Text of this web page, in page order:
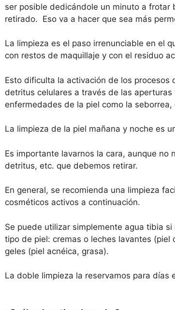
ser posible dedicándole un minuto a frotar
retirado. Eso va a hacer que sea más
La limpieza es el paso irrenunciable en el
con restos de maquillaje y con el residuo
Esto dificulta la activación de los
detritus celulares a través de las
enfermedades de la piel como la seborrea,
La limpieza de la piel mañana y noche es
Es importante lavarnos la cara, aunque
detritus, etc. que debemos retirar.
En general, se recomienda una limpieza
cosméticos activos a continuación.
Se puede utilizar simplemente agua tibia
tipo de piel: cremas o leches lavantes
geles (piel acnéica, grasa).
La doble limpieza la reservamos para días